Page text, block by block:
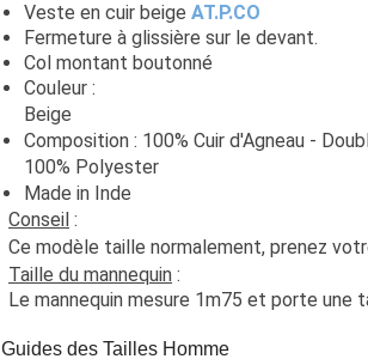
Veste en cuir beige AT.P.CO
Fermeture à glissière sur le devant.
Col montant boutonné
Couleur :
Composition : 100% Cuir d'Agneau -
100% Polyester
Made in Inde
Conseil :
Ce modèle taille normalement, prenez
Taille du mannequin :
Le mannequin mesure 1m75 et porte une
Guides des Tailles Homme